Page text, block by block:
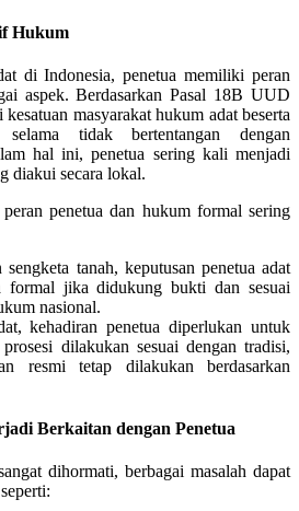
Hukum
di Indonesia, penetua memiliki peran
aspek. Berdasarkan Pasal 18B UUD
masyarakat hukum adat beserta
selama tidak bertentangan dengan
hal ini, penetua sering kali menjadi
diakui secara lokal.
penetua dan hukum formal sering
sengketa tanah, keputusan penetua adat
formal jika didukung bukti dan sesuai
nasional.
kehadiran penetua diperlukan untuk
dilakukan sesuai dengan tradisi,
resmi tetap dilakukan berdasarkan
Berkaitan dengan Penetua
dihormati, berbagai masalah dapat